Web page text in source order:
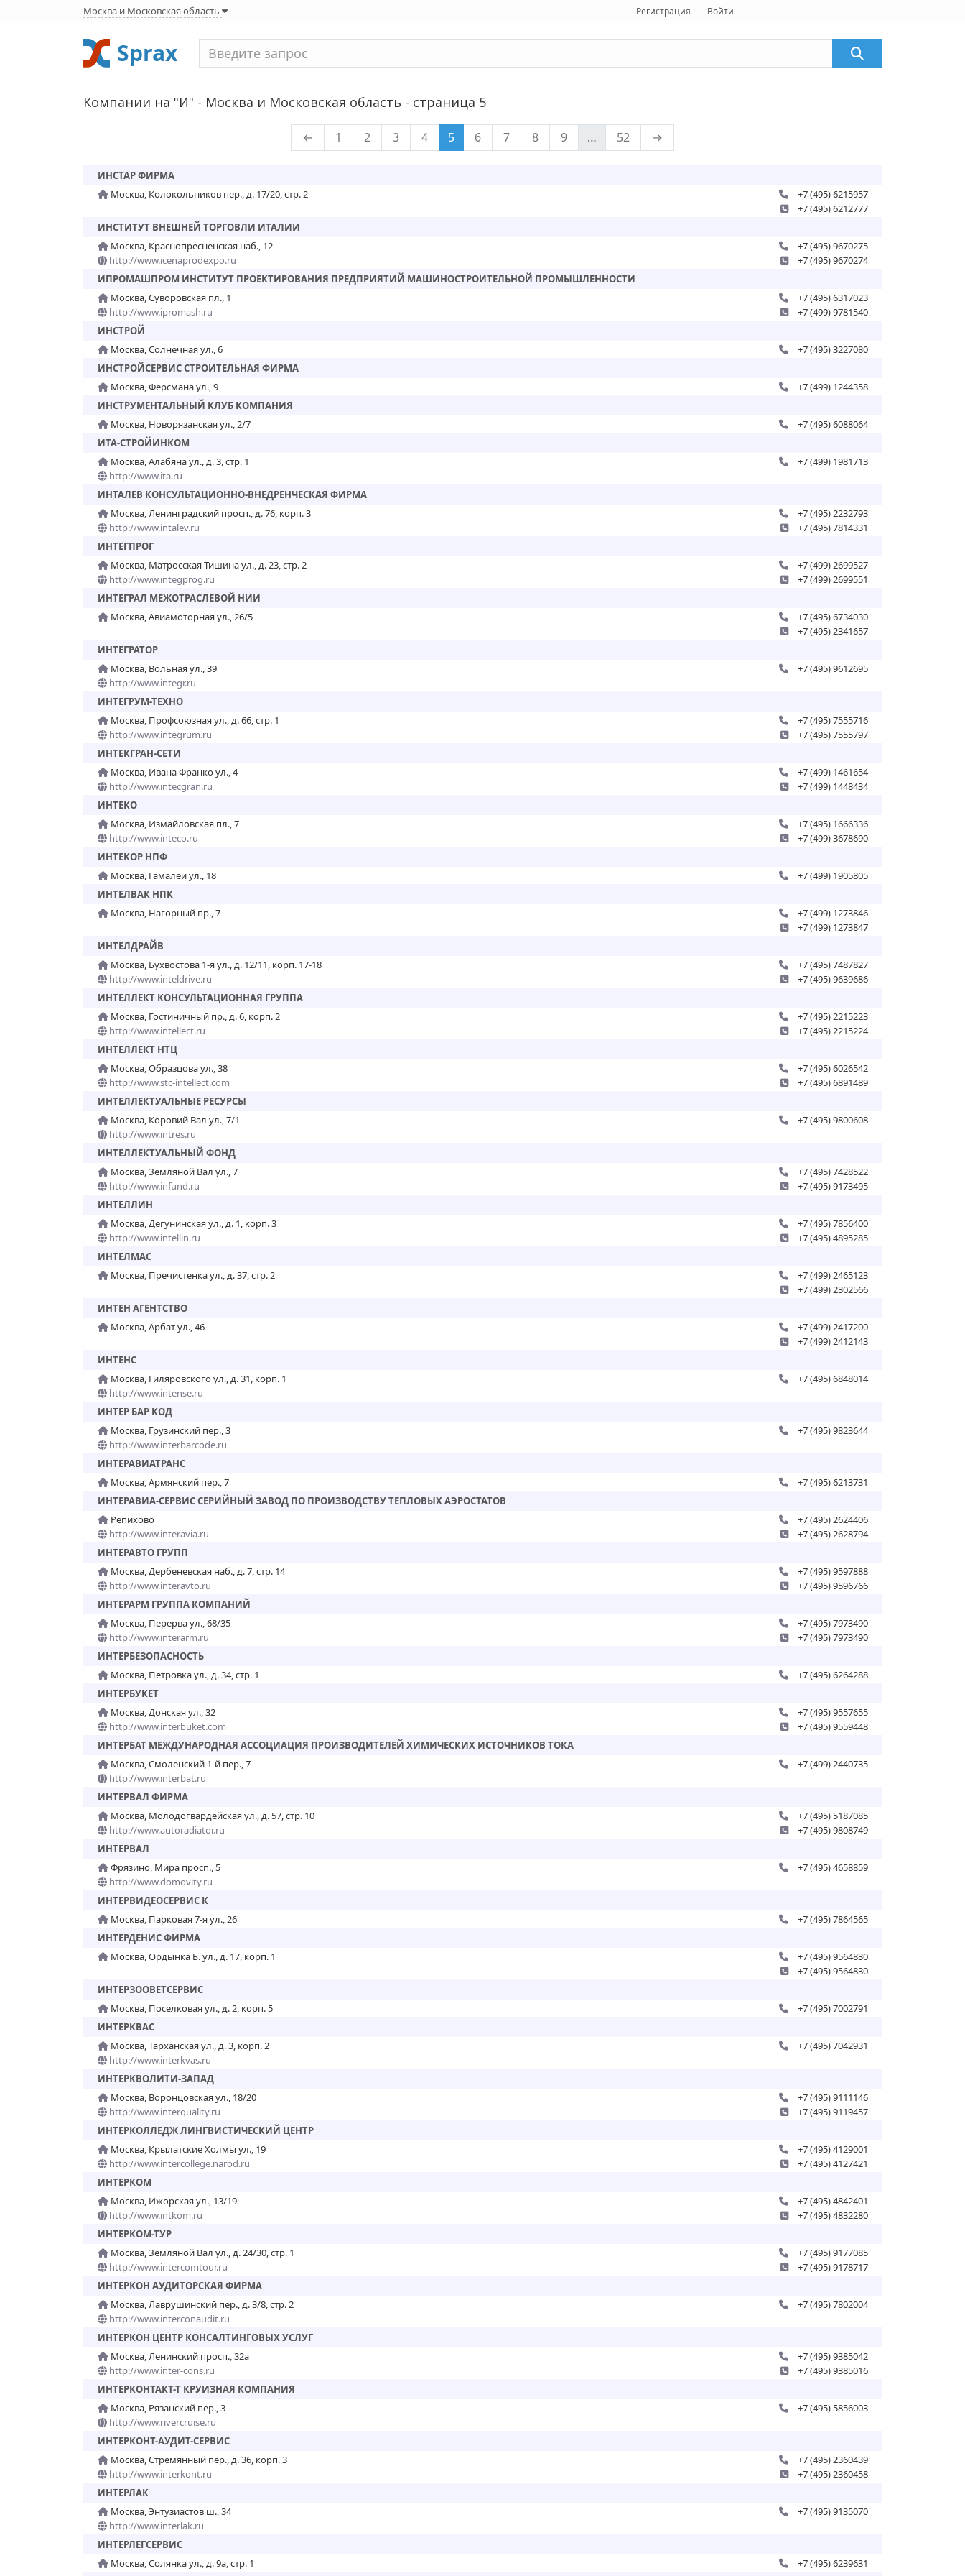
Москва и Московская область Регистрация Войти
Sprax
Компании на "И" - Москва и Московская область - страница 5
← 1 2 3 4 5 6 7 8 9 … 52 →
ИНСТАР ФИРМА
Москва, Колокольников пер., д. 17/20, стр. 2
+7 (495) 6215957
+7 (495) 6212777
ИНСТИТУТ ВНЕШНЕЙ ТОРГОВЛИ ИТАЛИИ
Москва, Краснопресненская наб., 12
http://www.icenaprodexpo.ru
+7 (495) 9670275
+7 (495) 9670274
ИПРОМАШПРОМ ИНСТИТУТ ПРОЕКТИРОВАНИЯ ПРЕДПРИЯТИЙ МАШИНОСТРОИТЕЛЬНОЙ ПРОМЫШЛЕННОСТИ
Москва, Суворовская пл., 1
http://www.ipromash.ru
+7 (495) 6317023
+7 (499) 9781540
ИНСТРОЙ
Москва, Солнечная ул., 6
+7 (495) 3227080
ИНСТРОЙСЕРВИС СТРОИТЕЛЬНАЯ ФИРМА
Москва, Ферсмана ул., 9
+7 (499) 1244358
ИНСТРУМЕНТАЛЬНЫЙ КЛУБ КОМПАНИЯ
Москва, Новорязанская ул., 2/7
+7 (495) 6088064
ИТА-СТРОЙИНКОМ
Москва, Алабяна ул., д. 3, стр. 1
http://www.ita.ru
+7 (499) 1981713
ИНТАЛЕВ КОНСУЛЬТАЦИОННО-ВНЕДРЕНЧЕСКАЯ ФИРМА
Москва, Ленинградский просп., д. 76, корп. 3
http://www.intalev.ru
+7 (495) 2232793
+7 (495) 7814331
ИНТЕГПРОГ
Москва, Матросская Тишина ул., д. 23, стр. 2
http://www.integprog.ru
+7 (499) 2699527
+7 (499) 2699551
ИНТЕГРАЛ МЕЖОТРАСЛЕВОЙ НИИ
Москва, Авиамоторная ул., 26/5
+7 (495) 6734030
+7 (495) 2341657
ИНТЕГРАТОР
Москва, Вольная ул., 39
http://www.integr.ru
+7 (495) 9612695
ИНТЕГРУМ-ТЕХНО
Москва, Профсоюзная ул., д. 66, стр. 1
http://www.integrum.ru
+7 (495) 7555716
+7 (495) 7555797
ИНТЕКГРАН-СЕТИ
Москва, Ивана Франко ул., 4
http://www.intecgran.ru
+7 (499) 1461654
+7 (499) 1448434
ИНТЕКО
Москва, Измайловская пл., 7
http://www.inteco.ru
+7 (495) 1666336
+7 (499) 3678690
ИНТЕКОР НПФ
Москва, Гамалеи ул., 18
+7 (499) 1905805
ИНТЕЛВАК НПК
Москва, Нагорный пр., 7
+7 (499) 1273846
+7 (499) 1273847
ИНТЕЛДРАЙВ
Москва, Бухвостова 1-я ул., д. 12/11, корп. 17-18
http://www.inteldrive.ru
+7 (495) 7487827
+7 (495) 9639686
ИНТЕЛЛЕКТ КОНСУЛЬТАЦИОННАЯ ГРУППА
Москва, Гостиничный пр., д. 6, корп. 2
http://www.intellect.ru
+7 (495) 2215223
+7 (495) 2215224
ИНТЕЛЛЕКТ НТЦ
Москва, Образцова ул., 38
http://www.stc-intellect.com
+7 (495) 6026542
+7 (495) 6891489
ИНТЕЛЛЕКТУАЛЬНЫЕ РЕСУРСЫ
Москва, Коровий Вал ул., 7/1
http://www.intres.ru
+7 (495) 9800608
ИНТЕЛЛЕКТУАЛЬНЫЙ ФОНД
Москва, Земляной Вал ул., 7
http://www.infund.ru
+7 (495) 7428522
+7 (495) 9173495
ИНТЕЛЛИН
Москва, Дегунинская ул., д. 1, корп. 3
http://www.intellin.ru
+7 (495) 7856400
+7 (495) 4895285
ИНТЕЛМАС
Москва, Пречистенка ул., д. 37, стр. 2
+7 (499) 2465123
+7 (499) 2302566
ИНТЕН АГЕНТСТВО
Москва, Арбат ул., 46
+7 (499) 2417200
+7 (499) 2412143
ИНТЕНС
Москва, Гиляровского ул., д. 31, корп. 1
http://www.intense.ru
+7 (495) 6848014
ИНТЕР БАР КОД
Москва, Грузинский пер., 3
http://www.interbarcode.ru
+7 (495) 9823644
ИНТЕРАВИАТРАНС
Москва, Армянский пер., 7
+7 (495) 6213731
ИНТЕРАВИА-СЕРВИС СЕРИЙНЫЙ ЗАВОД ПО ПРОИЗВОДСТВУ ТЕПЛОВЫХ АЭРОСТАТОВ
Репихово
http://www.interavia.ru
+7 (495) 2624406
+7 (495) 2628794
ИНТЕРАВТО ГРУПП
Москва, Дербеневская наб., д. 7, стр. 14
http://www.interavto.ru
+7 (495) 9597888
+7 (495) 9596766
ИНТЕРАРМ ГРУППА КОМПАНИЙ
Москва, Перерва ул., 68/35
http://www.interarm.ru
+7 (495) 7973490
+7 (495) 7973490
ИНТЕРБЕЗОПАСНОСТЬ
Москва, Петровка ул., д. 34, стр. 1
+7 (495) 6264288
ИНТЕРБУКЕТ
Москва, Донская ул., 32
http://www.interbuket.com
+7 (495) 9557655
+7 (495) 9559448
ИНТЕРБАТ МЕЖДУНАРОДНАЯ АССОЦИАЦИЯ ПРОИЗВОДИТЕЛЕЙ ХИМИЧЕСКИХ ИСТОЧНИКОВ ТОКА
Москва, Смоленский 1-й пер., 7
http://www.interbat.ru
+7 (499) 2440735
ИНТЕРВАЛ ФИРМА
Москва, Молодогвардейская ул., д. 57, стр. 10
http://www.autoradiator.ru
+7 (495) 5187085
+7 (495) 9808749
ИНТЕРВАЛ
Фрязино, Мира просп., 5
http://www.domovity.ru
+7 (495) 4658859
ИНТЕРВИДЕОСЕРВИС К
Москва, Парковая 7-я ул., 26
+7 (495) 7864565
ИНТЕРДЕНИС ФИРМА
Москва, Ордынка Б. ул., д. 17, корп. 1
+7 (495) 9564830
+7 (495) 9564830
ИНТЕРЗООВЕТСЕРВИС
Москва, Поселковая ул., д. 2, корп. 5
+7 (495) 7002791
ИНТЕРКВАС
Москва, Тарханская ул., д. 3, корп. 2
http://www.interkvas.ru
+7 (495) 7042931
ИНТЕРКВОЛИТИ-ЗАПАД
Москва, Воронцовская ул., 18/20
http://www.interquality.ru
+7 (495) 9111146
+7 (495) 9119457
ИНТЕРКОЛЛЕДЖ ЛИНГВИСТИЧЕСКИЙ ЦЕНТР
Москва, Крылатские Холмы ул., 19
http://www.intercollege.narod.ru
+7 (495) 4129001
+7 (495) 4127421
ИНТЕРКОМ
Москва, Ижорская ул., 13/19
http://www.intkom.ru
+7 (495) 4842401
+7 (495) 4832280
ИНТЕРКОМ-ТУР
Москва, Земляной Вал ул., д. 24/30, стр. 1
http://www.intercomtour.ru
+7 (495) 9177085
+7 (495) 9178717
ИНТЕРКОН АУДИТОРСКАЯ ФИРМА
Москва, Лаврушинский пер., д. 3/8, стр. 2
http://www.interconaudit.ru
+7 (495) 7802004
ИНТЕРКОН ЦЕНТР КОНСАЛТИНГОВЫХ УСЛУГ
Москва, Ленинский просп., 32а
http://www.inter-cons.ru
+7 (495) 9385042
+7 (495) 9385016
ИНТЕРКОНТАКТ-Т КРУИЗНАЯ КОМПАНИЯ
Москва, Рязанский пер., 3
http://www.rivercruise.ru
+7 (495) 5856003
ИНТЕРКОНТ-АУДИТ-СЕРВИС
Москва, Стремянный пер., д. 36, корп. 3
http://www.interkont.ru
+7 (495) 2360439
+7 (495) 2360458
ИНТЕРЛАК
Москва, Энтузиастов ш., 34
http://www.interlak.ru
+7 (495) 9135070
ИНТЕРЛЕГСЕРВИС
Москва, Солянка ул., д. 9а, стр. 1
+7 (495) 6239631